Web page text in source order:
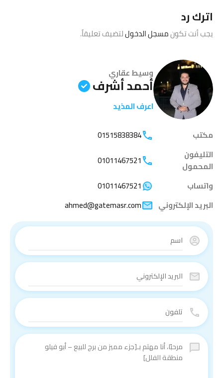
اترك رد
يجب أنت تكونمسجل الدخوللتضيف تعليقاً.
وسيط عقاري
أحمد أشرف
اعرف المذيد
مكتب
01515838384
التليفون
المحمول
01011467521
واتساب
01011467521
البريد الإلكتروني
ahmed@gatemasr.com